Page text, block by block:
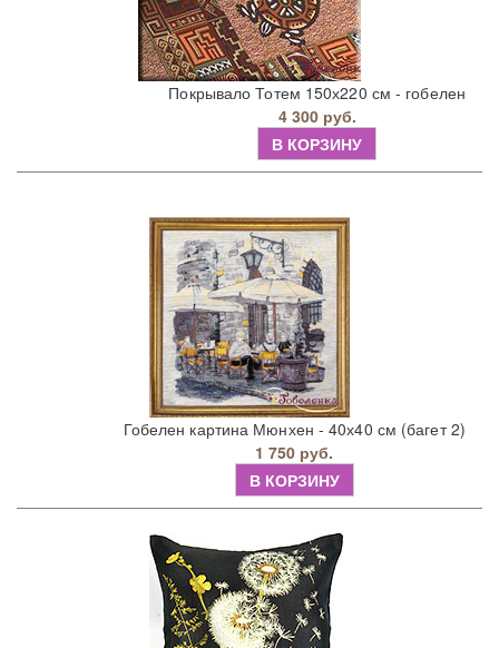
Покрывало Тотем 150х220 см - гобелен
4 300 руб.
В КОРЗИНУ
Гобелен картина Мюнхен - 40х40 см (багет 2)
1 750 руб.
В КОРЗИНУ